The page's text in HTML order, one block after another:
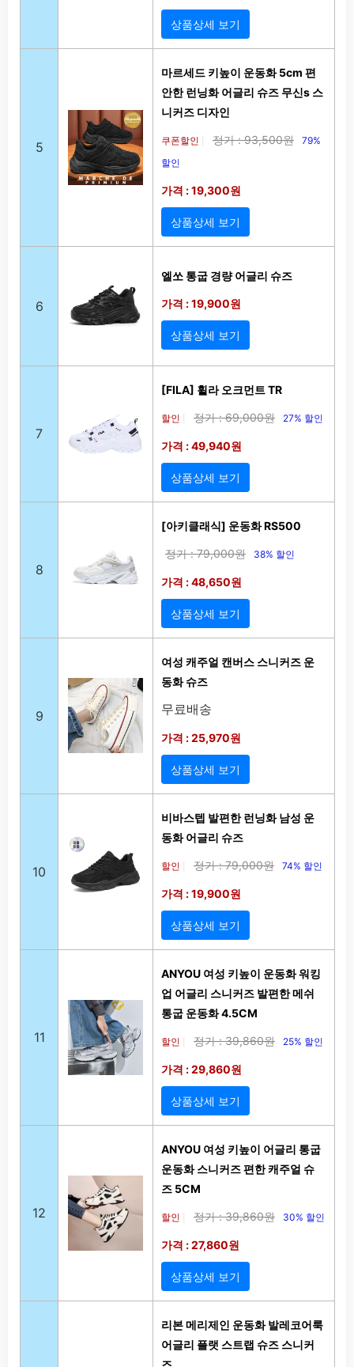
상품상세 보기
5
마르세드 키높이 운동화 5cm 편
안한 런닝화 어글리 슈즈 무신s 스
니커즈 디자인
쿠폰할인 정가 : 93,500원
79%
할인
가격 : 19,300원
상품상세 보기
6
엘쏘 통굽 경량 어글리 슈즈
가격 : 19,900원
상품상세 보기
7
[FILA] 휠라 오크먼트 TR
할인 정가 : 69,000원 27% 할인
가격 : 49,940원
상품상세 보기
8
[아키클래식] 운동화 RS500
정가 : 79,000원 38% 할인
가격 : 48,650원
상품상세 보기
9
여성 캐주얼 캔버스 스니커즈 운
동화 슈즈
무료배송
가격 : 25,970원
상품상세 보기
10
비바스텝 발편한 런닝화 남성 운
동화 어글리 슈즈
할인 정가 : 79,000원 74% 할인
가격 : 19,900원
상품상세 보기
11
ANYOU 여성 키높이 운동화 워킹
업 어글리 스니커즈 발편한 메쉬
통굽 운동화 4.5CM
할인 정가 : 39,860원 25% 할인
가격 : 29,860원
상품상세 보기
12
ANYOU 여성 키높이 어글리 통굽
운동화 스니커즈 편한 캐주얼 슈
즈 5CM
할인 정가 : 39,860원 30% 할인
가격 : 27,860원
상품상세 보기
리본 메리제인 운동화 발레코어룩
어글리 플랫 스트랩 슈즈 스니커
즈